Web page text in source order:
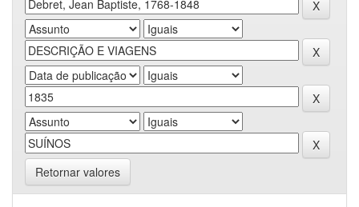
Retornar valores